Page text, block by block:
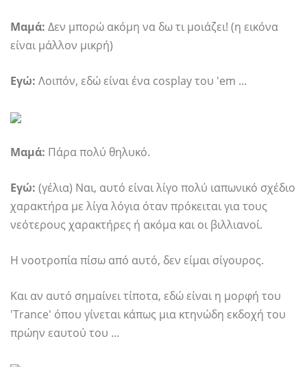
Μαμά: Δεν μπορώ ακόμη να δω τι μοιάζει! (η εικόνα
είναι μάλλον μικρή)
Εγώ: Λοιπόν, εδώ είναι ένα cosplay του 'em ...
Μαμά: Πάρα πολύ θηλυκό.
Εγώ: (γέλια) Ναι, αυτό είναι λίγο πολύ ιαπωνικό σχέδιο
χαρακτήρα με λίγα λόγια όταν πρόκειται για τους
νεότερους χαρακτήρες ή ακόμα και οι βιλλιανοί.
Η νοοτροπία πίσω από αυτό, δεν είμαι σίγουρος.
Και αν αυτό σημαίνει τίποτα, εδώ είναι η μορφή του
'Trance' όπου γίνεται κάπως μια κτηνώδη εκδοχή του
πρώην εαυτού του ...